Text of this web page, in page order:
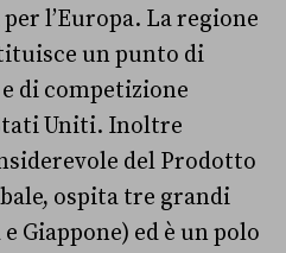
l’Europa. La regione
un punto di
di competizione
Uniti. Inoltre
del Prodotto
ospita tre grandi
Giappone) ed è un polo